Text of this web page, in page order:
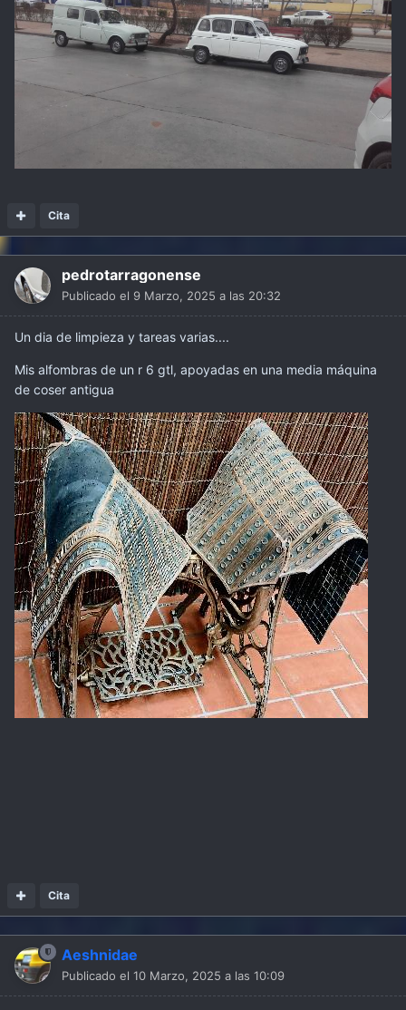
Cita
pedrotarragonense
Publicado el 9 Marzo, 2025 a las 20:32
Un dia de limpieza y tareas varias....
Mis alfombras de un r 6 gtl, apoyadas en una media máquina
de coser antigua
Cita
Aeshnidae
Publicado el 10 Marzo, 2025 a las 10:09